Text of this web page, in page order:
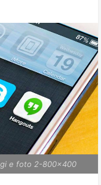
e foto 2-800x400